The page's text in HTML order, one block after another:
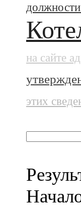
на сайте
этих